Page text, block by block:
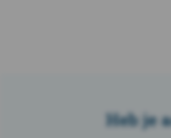
Heb je